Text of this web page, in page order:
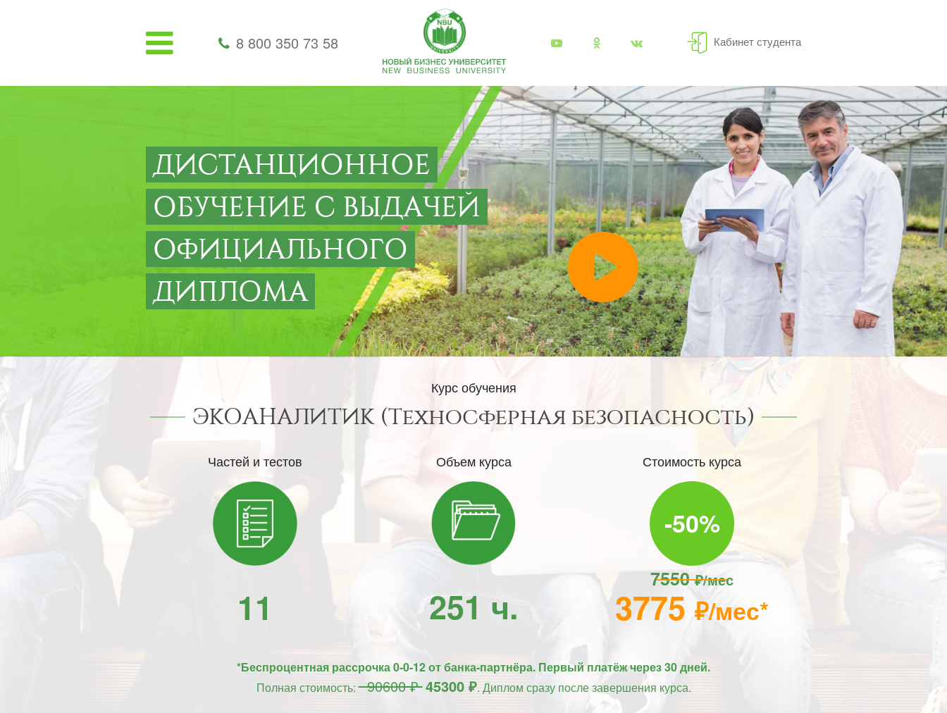
8 800 350 73 58 Кабинет студента
ДИСТАНЦИОННОЕ
ОБУЧЕНИЕ С ВЫДАЧЕЙ
ОФИЦИАЛЬНОГО
ДИПЛОМА
Курс обучения
ЭКОАНАЛИТИК (Техносферная безопасность)
Частей и тестов
11
Объем курса
251 ч.
Стоимость курса
-50%
7550₽/мес
3775₽/мес*
*Беспроцентная рассрочка 0-0-12 от банка-партнёра. Первый платёж через 30 дней.
Полная стоимость:90600 ₽45300 ₽. Диплом сразу после завершения курса.